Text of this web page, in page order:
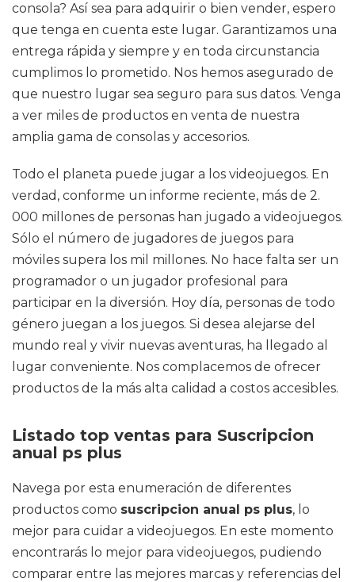
consola? Así sea para adquirir o bien vender, espero
que tenga en cuenta este lugar. Garantizamos una
entrega rápida y siempre y en toda circunstancia
cumplimos lo prometido. Nos hemos asegurado de
que nuestro lugar sea seguro para sus datos. Venga
a ver miles de productos en venta de nuestra
amplia gama de consolas y accesorios.
Todo el planeta puede jugar a los videojuegos. En
verdad, conforme un informe reciente, más de 2.
000 millones de personas han jugado a videojuegos.
Sólo el número de jugadores de juegos para
móviles supera los mil millones. No hace falta ser un
programador o un jugador profesional para
participar en la diversión. Hoy día, personas de todo
género juegan a los juegos. Si desea alejarse del
mundo real y vivir nuevas aventuras, ha llegado al
lugar conveniente. Nos complacemos de ofrecer
productos de la más alta calidad a costos accesibles.
Listado top ventas para Suscripcion
anual ps plus
Navega por esta enumeración de diferentes
productos como suscripcion anual ps plus, lo
mejor para cuidar a videojuegos. En este momento
encontrarás lo mejor para videojuegos, pudiendo
comparar entre las mejores marcas y referencias del